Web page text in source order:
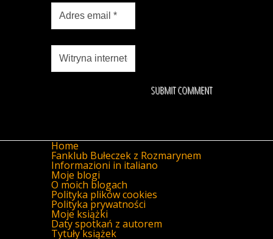
Home
Fanklub Bułeczek z Rozmarynem
Informazioni in italiano
Moje blogi
O moich blogach
Polityka plików cookies
Polityka prywatności
Moje książki
Daty spotkań z autorem
Tytuły książek